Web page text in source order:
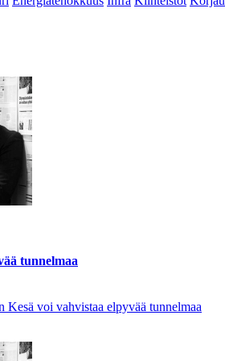
tunnelmaa
Kesä voi vahvistaa elpyvää tunnelmaa